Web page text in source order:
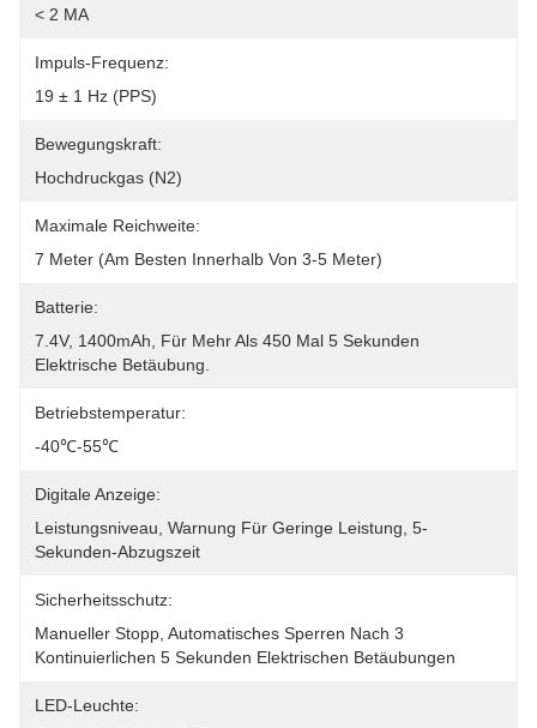
< 2 MA
Impuls-Frequenz:
19 ± 1 Hz (PPS)
Bewegungskraft:
Hochdruckgas (N2)
Maximale Reichweite:
7 Meter (am Besten Innerhalb Von 3-5 Meter)
Batterie:
7.4V, 1400mAh, Für Mehr Als 450 Mal 5 Sekunden
Elektrische Betäubung.
Betriebstemperatur:
-40℃-55℃
Digitale Anzeige:
Leistungsniveau, Warnung Für Geringe Leistung, 5-
Sekunden-Abzugszeit
Sicherheitsschutz:
Manueller Stopp, Automatisches Sperren Nach 3
Kontinuierlichen 5 Sekunden Elektrischen Betäubungen
LED-Leuchte: